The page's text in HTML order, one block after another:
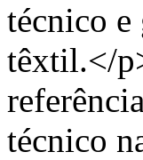
técnico e
têxtil.</
técnico